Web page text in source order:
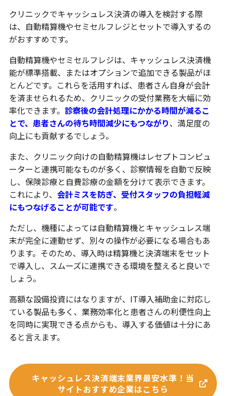
クリニックでキャッシュレス決済の導入を検討する際
は、自動精算機やセミセルフレジとセットで導入するの
がおすすめです。
自動精算機やセミセルフレジは、キャッシュレス決済機
能が標準搭載、またはオプションで追加できる製品がほ
とんどです。これらを活用すれば、患者さん自身が会計
を済ませられるため、クリニックの受付業務を大幅に効
率化できます。 診察後の会計処理にかかる時間が減るこ
とで、患者さんの待ち時間減少にもつながり、満足度の
向上にも貢献するでしょう。
また、クリニック向けの自動精算機はレセプトコンピュ
ーターと連携可能なものが多く、診察情報を自動で反映
し、保険診療と自費診療の金額を分けて表示できます。
これにより、 会計ミスを防ぎ、受付スタッフの負担軽減
にもつなげることが可能です。
ただし、機種によっては自動精算機とキャッシュレス端
末が完全に連動せず、別々の操作が必要になる場合もあ
ります。そのため、導入時は精算機と決済端末をセット
で導入し、スムーズに連携できる環境を整えると良いで
しょう。
高額な設備投資にはなりますが、IT導入補助金に対応し
ている製品も多く、業務効率化と患者さんの利便性向上
を同時に実現できる点からも、導入する価値は十分にあ
ると言えます。
キャッシュレス決済端末業界最安水準！当
サイトおすすめ企業はこちら